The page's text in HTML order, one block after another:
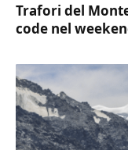
Trafori del
code nel